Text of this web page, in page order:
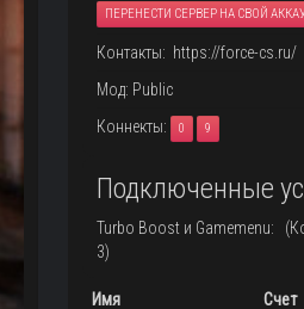
ПЕРЕНЕСТИ СЕРВЕР НА СВОЙ
Контакты: https://force-cs.ru/
Мод: Public
Коннекты:
0 9
Подключенные
Turbo Boost и Gamemenu:
3)
Имя Счет